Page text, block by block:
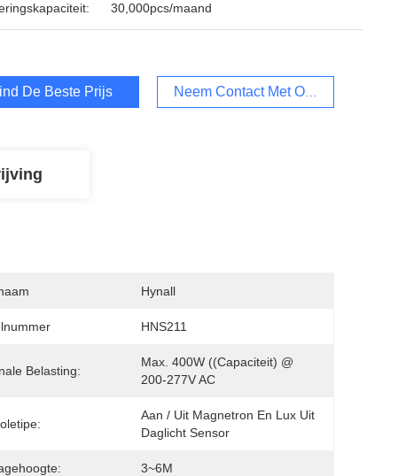
30,000pcs/maand
De Beste Prijs Neem Contact Met Ons Op
Hynall
HNS211
Belasting:
Max. 400W ((capaciteit) @
200-277V AC
Aan / Uit Magnetron En Lux Uit
Daglicht Sensor
3~6M